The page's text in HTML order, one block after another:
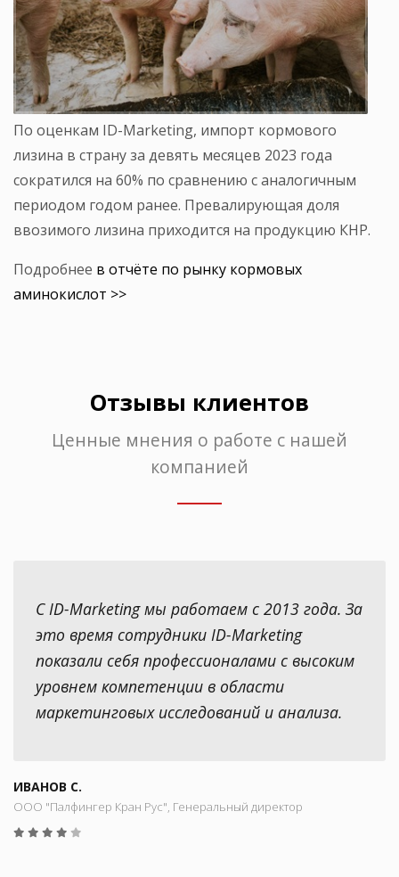
По оценкам ID-Marketing, импорт кормового
лизина в страну за девять месяцев 2023 года
сократился на 60% по сравнению с аналогичным
периодом годом ранее. Превалирующая доля
ввозимого лизина приходится на продукцию КНР.
Подробнее в отчёте по рынку кормовых
аминокислот >>
Отзывы клиентов
Ценные мнения о работе с нашей
компанией
С ID-Marketing мы работаем с 2013 года. За
это время сотрудники ID-Marketing
показали себя профессионалами с высоким
уровнем компетенции в области
маркетинговых исследований и анализа.
ИВАНОВ С.
ООО "Палфингер Кран Рус", Генеральный директор